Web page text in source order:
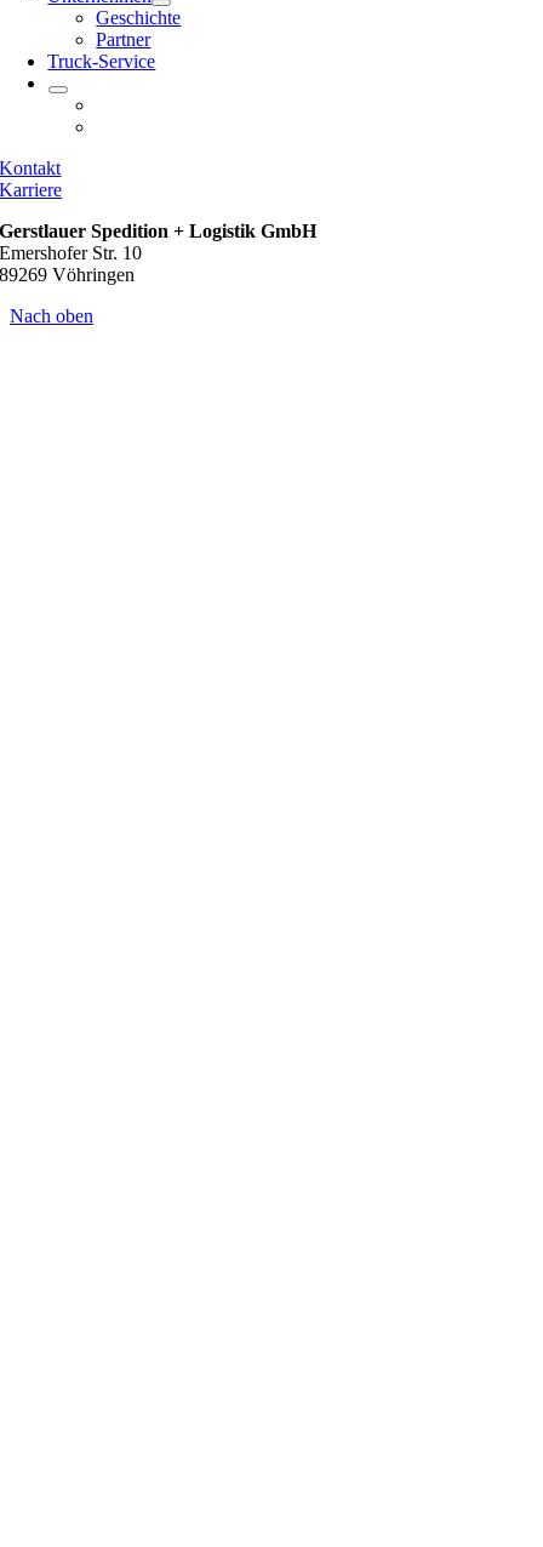
Geschichte
Partner
Truck-Service
Kontakt
Karriere
Gerstlauer Spedition + Logistik GmbH
Emershofer Str. 10
89269 Vöhringen
Nach oben